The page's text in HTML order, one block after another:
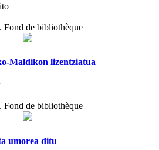
Fond de bibliothèque
Maldikon lizentziatua
Fond de bibliothèque
umorea ditu